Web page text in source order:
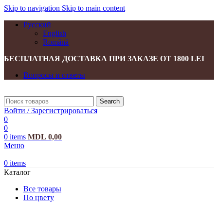
Skip to navigation Skip to main content
Русский
English
Română
БЕСПЛАТНАЯ ДОСТАВКА ПРИ ЗАКАЗЕ ОТ 1800 LEI
Вопросы и ответы
Search
Войти / Зарегистрироваться
0
0
0 items MDL 0,00
Меню
0 items
Каталог
Все товары
По цвету